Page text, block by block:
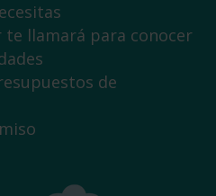
te llamará para conocer
de